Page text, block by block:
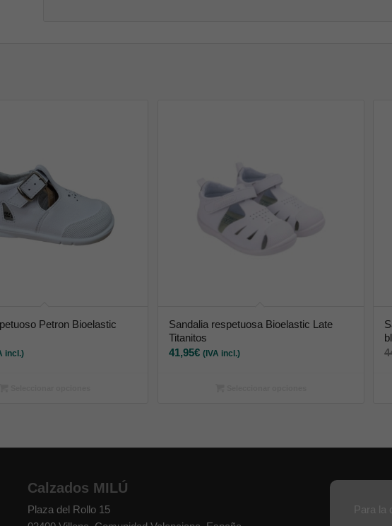
Petron Bioelastic
incl.)
Sandalia respetuosa Bioelastic Late
Titanitos
41,95€ (IVA incl.)
Calzados MILÚ
Plaza del Rollo 15
Para la